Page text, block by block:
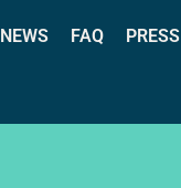
NEWS FAQ PRESS